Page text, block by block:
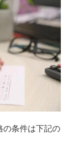
の条件は下記の